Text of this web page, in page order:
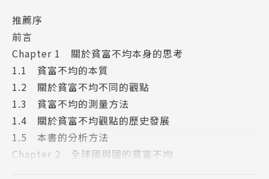
19世紀的工業革命的科技進步和未來的科技發展本質
上一樣嗎？到今天為止 ，人類有了科技機器設備，我
們走出工廠，進入辦公室。但未來還是一樣嗎？
本書以1960~2010年間數據，分析與探究全球貧富不
平等、國內貧富不平等。抽絲剝繭，找出最近50年貧
富分化的根本原因！
本書特色
推薦序
前言
Chapter 1 關於貧富不均本身的思考
1.1 貧富不均的本質
1.2 關於貧富不均不同的觀點
1.3 貧富不均的測量方法
1.4 關於貧富不均觀點的歷史發展
1.5 本書的分析方法
Chapter 2 全球國與國的貧富不均